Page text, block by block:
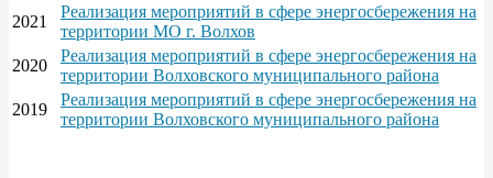
2021
Реализация мероприятий в сфере энергосбережения на
территории МО г. Волхов
2020
Реализация мероприятий в сфере энергосбережения на
территории Волховского муниципального района
2019
Реализация мероприятий в сфере энергосбережения на
территории Волховского муниципального района